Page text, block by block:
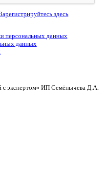
здесь
персональных данных
данных
с экспертом» ИП Семёнычева Д.А.